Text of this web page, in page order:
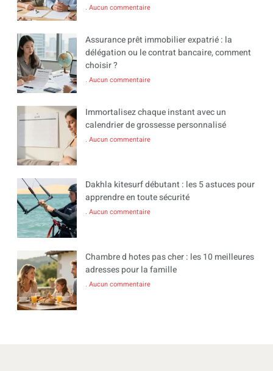
Aucun commentaire
Assurance prêt immobilier expatrié : la
délégation ou le contrat bancaire, comment
choisir ?
Aucun commentaire
Immortalisez chaque instant avec un
calendrier de grossesse personnalisé
Aucun commentaire
Dakhla kitesurf débutant : les 5 astuces pour
apprendre en toute sécurité
Aucun commentaire
Chambre d hotes pas cher : les 10 meilleures
adresses pour la famille
Aucun commentaire